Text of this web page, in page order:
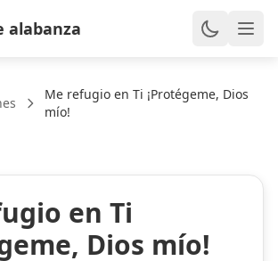
alabanza
Me refugio en Ti ¡Protégeme, Dios
mío!
en Ti
Dios mío!